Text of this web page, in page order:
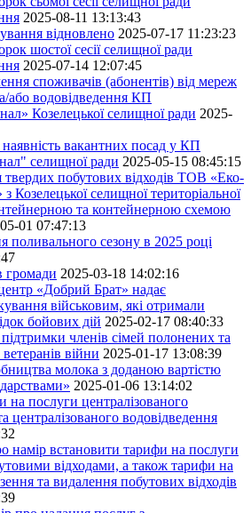
2025-08-11 13:13:43
відновлено 2025-07-17 11:23:23
шостої сесії селищної ради
2025-07-14 12:07:45
споживачів (абонентів) від мереж
або водовідведення КП
Козелецької селищної ради 2025-
вакантних посад у КП
селищної ради 2025-05-15 08:45:15
твердих побутових відходів ТОВ «Еко-
Козелецької селищної територіальної
та контейнерною схемою
01 07:47:13
поливального сезону в 2025 році
громади 2025-03-18 14:02:16
«Добрий Брат» надає
військовим, які отримали
бойових дій 2025-02-17 08:40:33
членів сімей полонених та
війни 2025-01-17 13:08:39
молока з доданою вартістю
2025-01-06 13:14:02
на послуги централізованого
централізованого водовідведення
намір встановити тарифи на послуги
відходами, а також тарифи на
та видалення побутових відходів